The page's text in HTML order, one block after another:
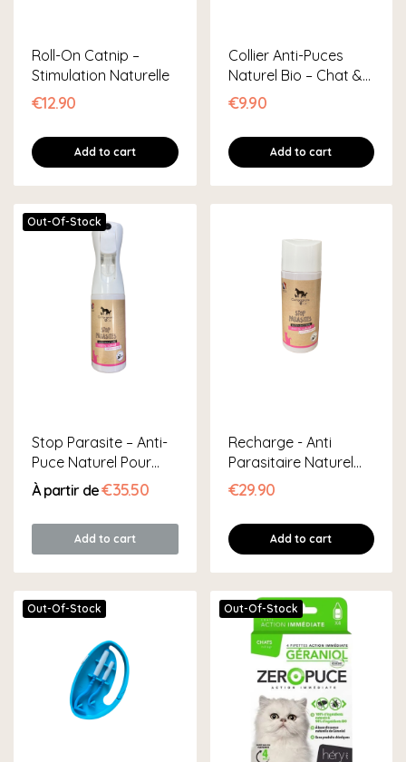
Roll-On Catnip –
Stimulation Naturelle
€12.90
Add to cart
Collier Anti-Puces
Naturel Bio – Chat &
Chaton
€9.90
Add to cart
Out-Of-Stock
Stop Parasite – Anti-
Puce Naturel Pour
Chat
À partir de€35.50
Add to cart
Recharge - Anti
Parasitaire Naturel
Pour Chat
€29.90
Add to cart
Out-Of-Stock Out-Of-Stock